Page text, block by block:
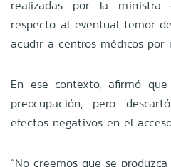
realizadas por la ministra
respecto al eventual temor
acudir a centros médicos por
En ese contexto, afirmó
preocupación, pero
efectos negativos en el
“No creemos que se